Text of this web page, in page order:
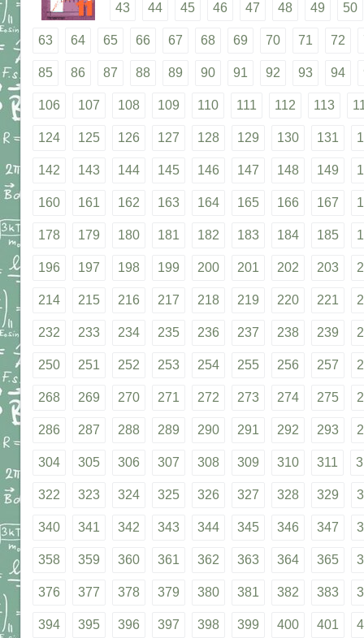
43 44 45 46 47 48 49 50
63 64 65 66 67 68 69 70 71 72
85 86 87 88 89 90 91 92 93 94
106 107 108 109 110 111 112 113
124 125 126 127 128 129 130 131
142 143 144 145 146 147 148 149
160 161 162 163 164 165 166 167
178 179 180 181 182 183 184 185
196 197 198 199 200 201 202 203
214 215 216 217 218 219 220 221
232 233 234 235 236 237 238 239
250 251 252 253 254 255 256 257
268 269 270 271 272 273 274 275
286 287 288 289 290 291 292 293
304 305 306 307 308 309 310 311
322 323 324 325 326 327 328 329
340 341 342 343 344 345 346 347
358 359 360 361 362 363 364 365
376 377 378 379 380 381 382 383
394 395 396 397 398 399 400 401